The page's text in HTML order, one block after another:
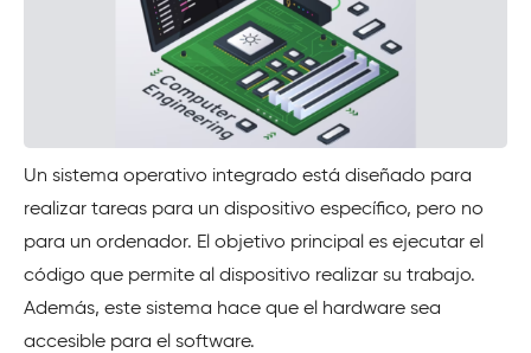
Un sistema operativo integrado está diseñado para
realizar tareas para un dispositivo específico, pero no
para un ordenador. El objetivo principal es ejecutar el
código que permite al dispositivo realizar su trabajo.
Además, este sistema hace que el hardware sea
accesible para el software.